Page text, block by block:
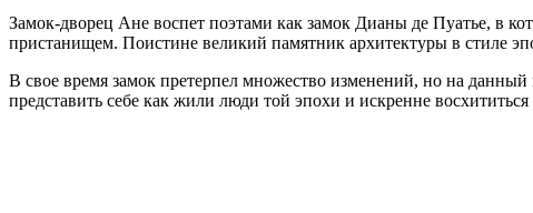
Замок-дворец Ане воспет поэтами как замок Дианы де Пуатье, в
пристанищем. Поистине великий памятник архитектуры в стиле
В свое время замок претерпел множество изменений, но на
представить себе как жили люди той эпохи и искренне